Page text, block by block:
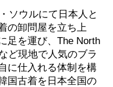
ソウルにて日本人と
の卸問屋を立ち上
足を運び、The North
ど現地で人気のブラ
に仕入れる体制を構
国古着を日本全国の